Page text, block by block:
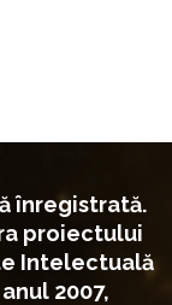
înregistrată.
proiectului
Intelectuală
2007,